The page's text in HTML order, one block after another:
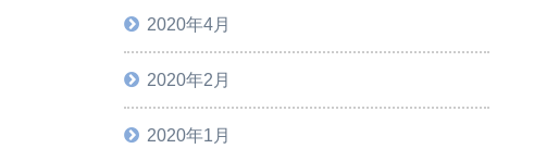
2020年4月
2020年2月
2020年1月